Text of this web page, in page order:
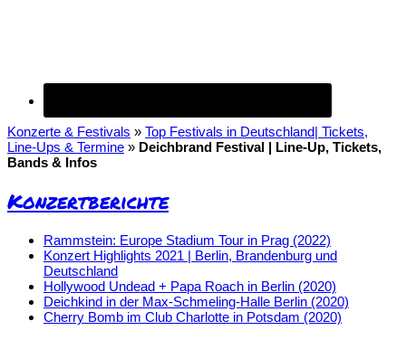
Konzerte & Festivals » Top Festivals in Deutschland| Tickets,
Line-Ups & Termine » Deichbrand Festival | Line-Up, Tickets,
Bands & Infos
Konzertberichte
Rammstein: Europe Stadium Tour in Prag (2022)
Konzert Highlights 2021 | Berlin, Brandenburg und
Deutschland
Hollywood Undead + Papa Roach in Berlin (2020)
Deichkind in der Max-Schmeling-Halle Berlin (2020)
Cherry Bomb im Club Charlotte in Potsdam (2020)